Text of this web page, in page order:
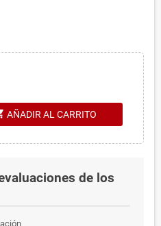
AÑADIR AL CARRITO
de los